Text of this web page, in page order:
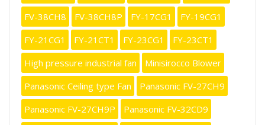
FV-38CH8
FV-38CH8P FY-17CG1
FY-19CG1
FY-21CG1
FY-21CT1 FY-23CG1
FY-23CT1
High pressure industrial fan
Minisirocco Blower
Panasonic Ceiling type Fan
Panasonic FV-27CH9
Panasonic FV-27CH9P
Panasonic FV-32CD9